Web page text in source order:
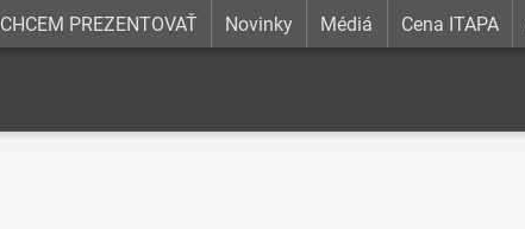
CHCEM PREZENTOVAŤ Novinky Médiá Cena ITAPA